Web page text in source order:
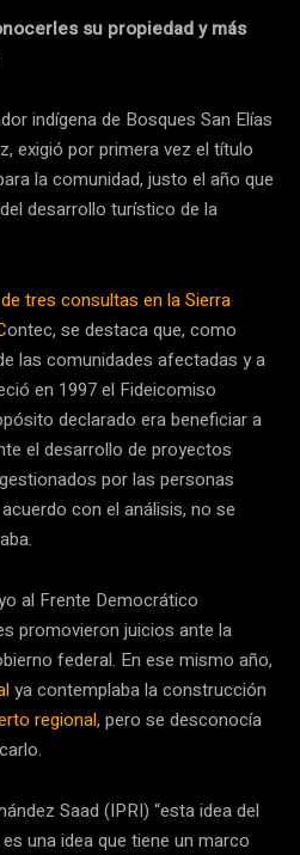
su propiedad y más
indígena de Bosques San Elías
exigió por primera vez el título
la comunidad, justo el año que
desarrollo turístico de la
tres consultas en la Sierra
ontec, se destaca que, como
las comunidades afectadas y a
en 1997 el Fideicomiso
declarado era beneficiar a
el desarrollo de proyectos
por las personas
con el análisis, no se
al Frente Democrático
promovieron juicios ante la
federal. En ese mismo año,
ya contemplaba la construcción
regional, pero se desconocía
Saad (IPRI) “esta idea del
una idea que tiene un marco